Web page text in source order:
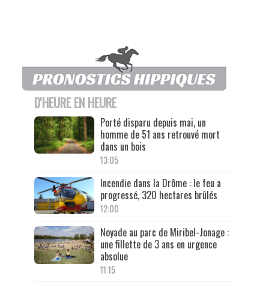
D'HEURE EN HEURE
Porté disparu depuis mai, un
homme de 51 ans retrouvé mort
dans un bois
13:05
Incendie dans la Drôme : le feu a
progressé, 320 hectares brûlés
12:00
Noyade au parc de Miribel-Jonage :
une fillette de 3 ans en urgence
absolue
11:15